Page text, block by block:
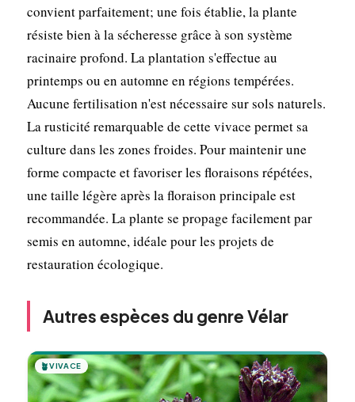
convient parfaitement; une fois établie, la plante
résiste bien à la sécheresse grâce à son système
racinaire profond. La plantation s'effectue au
printemps ou en automne en régions tempérées.
Aucune fertilisation n'est nécessaire sur sols naturels.
La rusticité remarquable de cette vivace permet sa
culture dans les zones froides. Pour maintenir une
forme compacte et favoriser les floraisons répétées,
une taille légère après la floraison principale est
recommandée. La plante se propage facilement par
semis en automne, idéale pour les projets de
restauration écologique.
Autres espèces du genre Vélar
🪴VIVACE